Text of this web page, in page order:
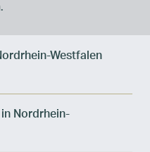
Westfalen
Nordrhein-